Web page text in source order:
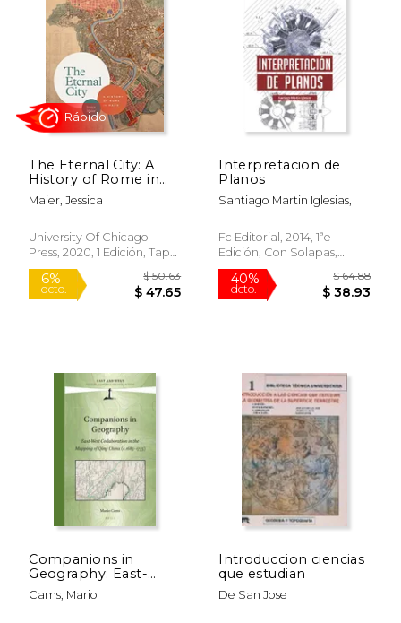
40%
dcto. $ 23.66
40%
dcto.
The Eternal City: A
History of Rome in
Maps (en Inglés)
Maier, Jessica
University Of Chicago
Press, 2020, 1 Edición, Tapa
Dura, Nuevo
Rápido
Interpretacion de
Planos
Santiago Martin Iglesias,
Fc Editorial, 2014, 1ªe
Edición, Con Solapas,
Nuevo
Companions in
Geography: East-
West Collaboration in
the Mapping of Qing
Cams, Mario
Introduccion ciencias
que estudian
De San Jose